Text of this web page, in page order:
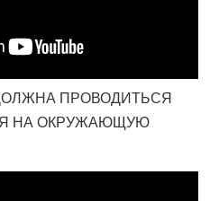
ПРОВОДИТЬСЯ
НА ОКРУЖАЮЩУЮ